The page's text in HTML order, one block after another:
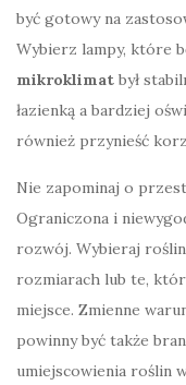
być gotowy na
Wybierz lampy, które
mikroklimat był
łazienką a bardziej
również przynieść
Nie zapominaj o
Ograniczona i
rozwój. Wybieraj
rozmiarach lub te,
miejsce. Zmienne
powinny być także
umiejscowienia roślin